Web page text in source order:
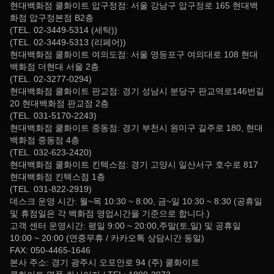
현대백화점 쿨화이트 압구정점: 서울 강남구 압구정로 165 현대백
화점 압구정본점 B2층
(TEL. 02-3449-5314 (세탁))
(TEL. 02-3449-5313 (리페어))
현대백화점 쿨화이트 여의도점: 서울 영등포구 여의대로 108 현대
백화점 더현대 서울 2층
(TEL. 02-3277-0294)
현대백화점 쿨화이트 판교점: 경기 성남시 분당구 판교역로146번길
20 현대백화점 판교점 2층
(TEL. 031-5170-2243)
현대백화점 쿨화이트 중동점: 경기 부천시 원미구 길주로 180, 현대
백화점 중동점 4층
(TEL. 032-623-2420)
현대백화점 쿨화이트 킨텍스점: 경기 고양시 일산서구 호수로 817
현대백화점 킨텍스점 1층
(TEL. 031-822-2919)
데스크 운영 시간: 월~목 10:30 ~ 8:00, 금~일 10:30 ~ 8:30 (공휴일
및 휴점일은 각 백화점 영업시간을 기준으로 합니다.)
고객 센터 운영시간: 평일 9:00 ~ 20:00,주말(토,일) 및 공휴일
10:00 ~ 20:00 (연중무휴 / 카카오톡 상담시간 동일)
FAX: 050-4465-1646
본사 주소: 경기 광주시 오포안로 94 (주) 쿨화이트